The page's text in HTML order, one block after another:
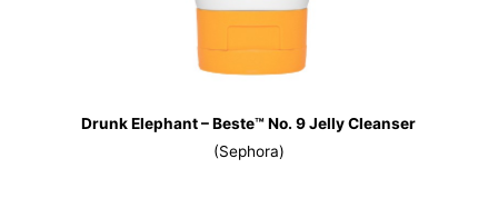
Drunk Elephant – Beste™ No. 9 Jelly Cleanser
(Sephora)